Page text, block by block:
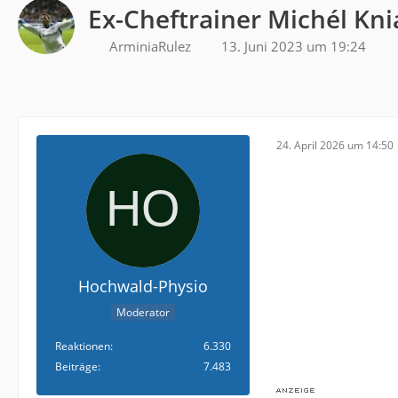
Ex-Cheftrainer Michél
ArminiaRulez 13. Juni 2023 um 19:24
Hochwald-Physio
Moderator
Reaktionen
6.330
Beiträge
7.483
24. April 2026 um 14:50